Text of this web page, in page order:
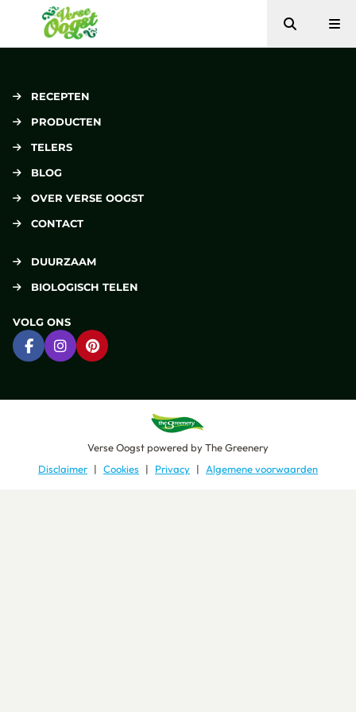
Verse Oogst
Zoeken
RECEPTEN
PRODUCTEN
TELERS
BLOG
OVER VERSE OOGST
CONTACT
DUURZAAM
BIOLOGISCH TELEN
VOLG ONS
Ga naar Facebook
Ga naar Instagram
Ga naar Pinterest
Verse Oogstpowered byThe Greenery
Disclaimer
Cookies Privacy Algemene voorwaarden